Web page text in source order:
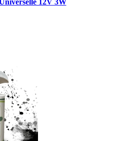
12V 3W